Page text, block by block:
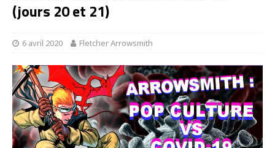
(jours 20 et 21)
6 avril 2020 Fletcher Arrowsmith